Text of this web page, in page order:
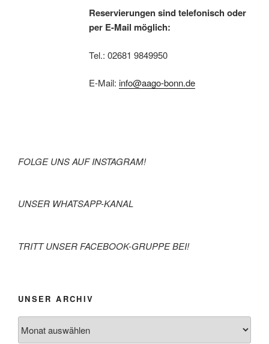
Reservierungen sind telefonisch oder
per E-Mail möglich:
Tel.: 02681 9849950
E-Mail: info@aago-bonn.de
FOLGE UNS AUF INSTAGRAM!
UNSER WHATSAPP-KANAL
TRITT UNSER FACEBOOK-GRUPPE BEI!
UNSER ARCHIV